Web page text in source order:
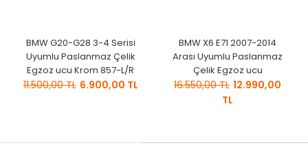
BMW G20-G28 3-4 Serisi
Uyumlu Paslanmaz Çelik
Egzoz ucu Krom 857-L/R
11.500,00 TL 6.900,00 TL
BMW X6 E71 2007-2014
Arası Uyumlu Paslanmaz
Çelik Egzoz ucu
16.550,00 TL 12.990,00
TL